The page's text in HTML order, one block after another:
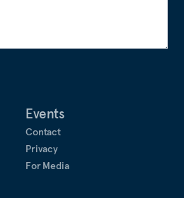
Events
Contact
Privacy
For Media